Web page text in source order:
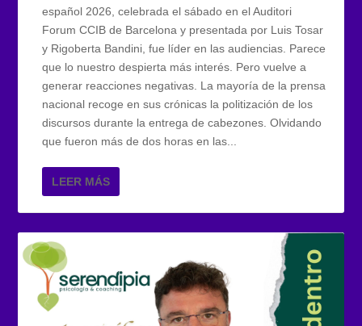
español 2026, celebrada el sábado en el Auditori
Forum CCIB de Barcelona y presentada por Luis Tosar
y Rigoberta Bandini, fue líder en las audiencias. Parece
que lo nuestro despierta más interés. Pero vuelve a
generar reacciones negativas. La mayoría de la prensa
nacional recoge en sus crónicas la politización de los
discursos durante la entrega de cabezones. Olvidando
que fueron más de dos horas en las...
LEER MÁS